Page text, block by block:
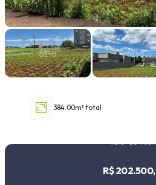
Faixa de valor
30.000,00
384.00m² total
R$